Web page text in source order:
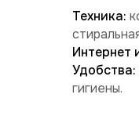
Техника:
Интернет
Удобства:
гигиены.